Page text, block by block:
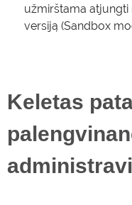
užmirštama
versiją (Sandbox
Keletas